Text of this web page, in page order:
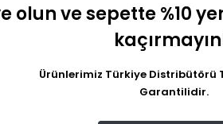
olun ve sepette %10
Ürünlerimiz Türkiye Distribütörü
Garantilidir.